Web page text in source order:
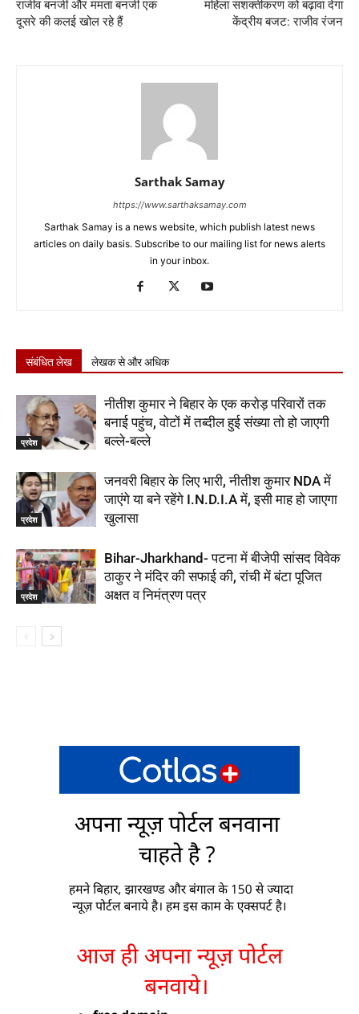
राजीव बनर्जी और ममता बनर्जी एक
दूसरे की कलई खोल रहे हैं
महिला सशक्तीकरण को बढ़ावा देगा
केंद्रीय बजट: राजीव रंजन
Sarthak Samay
https://www.sarthaksamay.com
Sarthak Samay is a news website, which publish latest news
articles on daily basis. Subscribe to our mailing list for news alerts
in your inbox.
संबंधित लेख लेखक से और अधिक
प्रदेश
नीतीश कुमार ने बिहार के एक करोड़ परिवारों तक
बनाई पहुंच, वोटों में तब्दील हुई संख्या तो हो जाएगी
बल्ले-बल्ले
प्रदेश
जनवरी बिहार के लिए भारी, नीतीश कुमार NDA में
जाएंगे या बने रहेंगे I.N.D.I.A में, इसी माह हो जाएगा
खुलासा
प्रदेश
Bihar-Jharkhand- पटना में बीजेपी सांसद विवेक
ठाकुर ने मंदिर की सफाई की, रांची में बंटा पूजित
अक्षत व निमंत्रण पत्र